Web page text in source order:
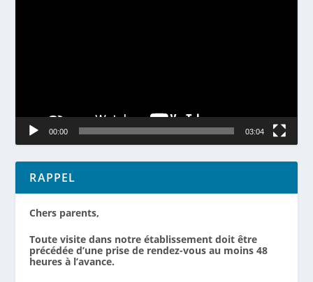
00:00 03:04
RAPPEL
Chers parents,
Toute visite dans notre établissement doit être
précédée d’une prise de rendez-vous au moins 48
heures à l’avance.